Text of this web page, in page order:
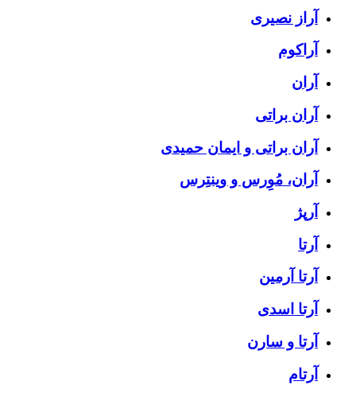
آراز نصیری
آراکوم
آران
آران براتی
آران براتی و ایمان حمیدی
آران، مُوِرس و وینتِرس
آرپژ
آرتا
آرتا آرمین
آرتا اسدی
آرتا و سارن
آرتام